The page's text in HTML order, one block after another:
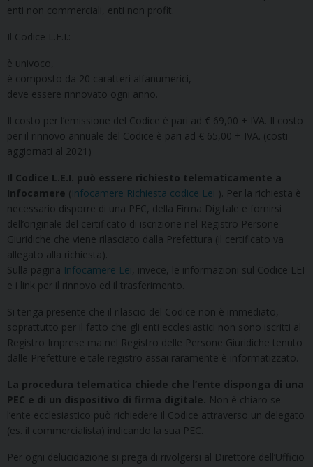
enti non commerciali, enti non profit.
Il Codice L.E.I.:
è univoco,
è composto da 20 caratteri alfanumerici,
deve essere rinnovato ogni anno.
Il costo per l’emissione del Codice è pari ad € 69,00 + IVA. Il costo
per il rinnovo annuale del Codice è pari ad € 65,00 + IVA. (costi
aggiornati al 2021)
Il Codice L.E.I. può essere richiesto telematicamente a
Infocamere (Infocamere Richiesta codice Lei ). Per la richiesta è
necessario disporre di una PEC, della Firma Digitale e fornirsi
dell’originale del certificato di iscrizione nel Registro Persone
Giuridiche che viene rilasciato dalla Prefettura (il certificato va
allegato alla richiesta).
Sulla pagina Infocamere Lei , invece, le informazioni sul Codice LEI
e i link per il rinnovo ed il trasferimento.
Si tenga presente che il rilascio del Codice non è immediato,
soprattutto per il fatto che gli enti ecclesiastici non sono iscritti al
Registro Imprese ma nel Registro delle Persone Giuridiche tenuto
dalle Prefetture e tale registro assai raramente è informatizzato.
La procedura telematica chiede che l’ente disponga di una
PEC e di un dispositivo di firma digitale. Non è chiaro se
l’ente ecclesiastico può richiedere il Codice attraverso un delegato
(es. il commercialista) indicando la sua PEC.
Per ogni delucidazione si prega di rivolgersi al Direttore dell’Ufficio